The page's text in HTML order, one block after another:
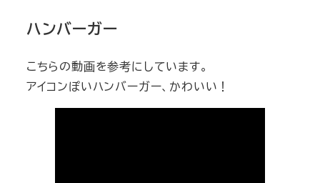
ハンバーガー
こちらの動画を参考にしています。
アイコンぽいハンバーガー、かわいい！